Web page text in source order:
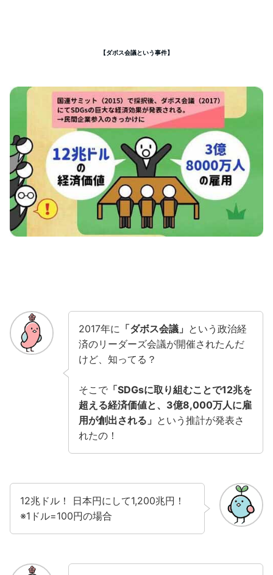
【ダボス会議という事件】
2017年に 「ダボス会議」 という政治経
済のリーダーズ会議が開催されたんだ
けど、知ってる？
そこで 「SDGsに取り組むことで12兆を
超える経済価値と、3億8,000万人に雇
用が創出される」 という推計が発表さ
れたの！
12兆ドル！ 日本円にして1,200兆円！
※1ドル=100円の場合